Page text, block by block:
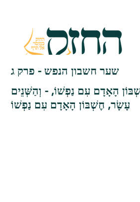
שער חשבון הנפש - פרק ג
הָאָדָם עִם נַפְשׁוֹ, - וְהַשְּׁנֵים
עָשָׂר, חֶשְׁבּוֹן הָאָדָם עִם נַפְשׁוֹ